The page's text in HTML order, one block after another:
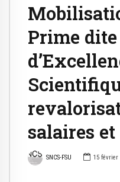
Prime dite
salaires
SNCS-FSU 15 février